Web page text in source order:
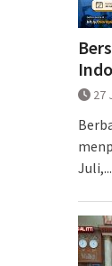
27
Juli,...